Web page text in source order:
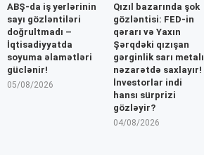
ABŞ-da iş yerlərinin
sayı gözləntiləri
doğrultmadı –
İqtisadiyyatda
soyuma əlamətləri
güclənir!
05/08/2026
Qızıl bazarında şok
gözləntisi: FED-in
qərarı və Yaxın
Şərqdəki qızışan
gərginlik sarı metalı
nəzarətdə saxlayır!
İnvestorlar indi
hansı sürprizi
gözləyir?
04/08/2026